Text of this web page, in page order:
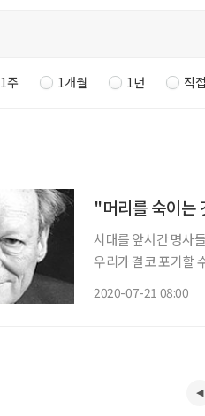
1주 1개월 1년 직
"머리를 숙이는
시대를 앞서간 명사
우리가 결코 포기할
2020-07-21 08:00